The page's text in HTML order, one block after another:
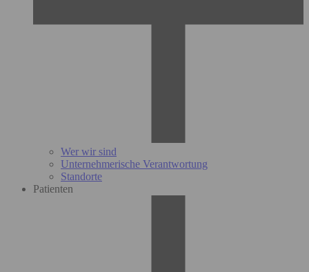
Wer wir sind
Unternehmerische Verantwortung
Standorte
Patienten